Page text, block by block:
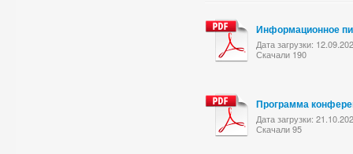
Информационное
Дата загрузки:
Скачали 190
Программа
Дата загрузки:
Скачали 95